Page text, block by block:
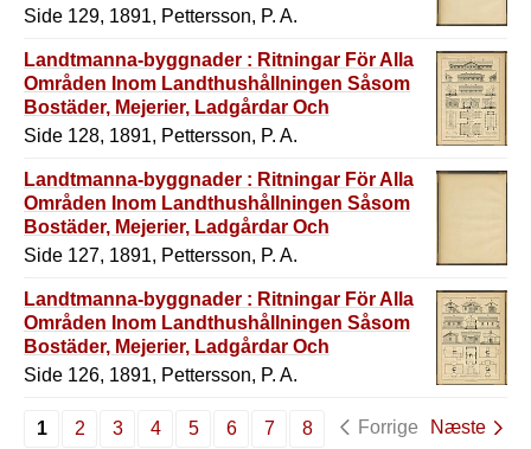
Redskapshus M.M.
Side 129, 1891, Pettersson, P. A.
Landtmanna-byggnader : Ritningar För Alla
Områden Inom Landthushållningen Såsom
Bostäder, Mejerier, Ladgårdar Och
Redskapshus M.M.
Side 128, 1891, Pettersson, P. A.
Landtmanna-byggnader : Ritningar För Alla
Områden Inom Landthushållningen Såsom
Bostäder, Mejerier, Ladgårdar Och
Redskapshus M.M.
Side 127, 1891, Pettersson, P. A.
Landtmanna-byggnader : Ritningar För Alla
Områden Inom Landthushållningen Såsom
Bostäder, Mejerier, Ladgårdar Och
Redskapshus M.M.
Side 126, 1891, Pettersson, P. A.
1 2 3 4 5 6 7 8 Forrige Næste